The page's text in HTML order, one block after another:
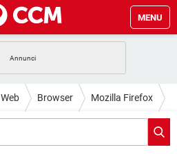
MENU
ANDROID
WHATSAPP
GAMING
Web Browser Mozilla Firefox